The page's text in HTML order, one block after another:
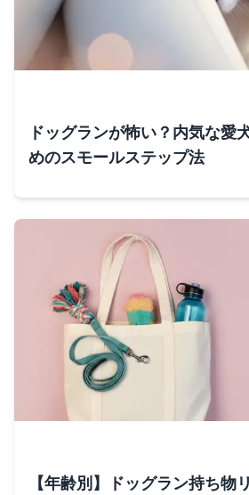
ドッグランが怖い？内気な愛
めのスモールステップ法
【年齢別】ドッグラン持ち物